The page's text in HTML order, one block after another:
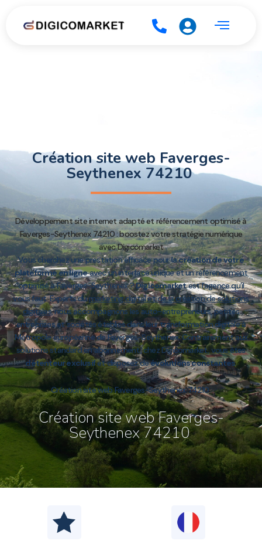
Création site web Faverges-
Seythenex 74210
Développement site internet adapté et référencement optimisé à
Faverges-Seythenex 74210 : boostez votre stratégie numérique
avec Digicomarket
Vous cherchez une prestation efficace pour lacréation de votre
plateforme en ligneavec un interface unique et un référencement
optimisé à Faverges-Seythenex ?Digicomarketest l’agence qu’il
vous faut. Experts dumarketing digital et de la création de solutions
digitales, nous accompagnons les auto-entrepreneurs, petites
entreprises et sociétés établies dans leur transformation digitale à
Métropole européenne de Faverges-Seythenex. Contrairement aux
solutions standard en abonnement, chez Digicomarket, vous êtes
détenteur exclusifet disposez deévolutions constantes.
Création site web Faverges-Seythenex 74210
Création site web Faverges-
Seythenex 74210